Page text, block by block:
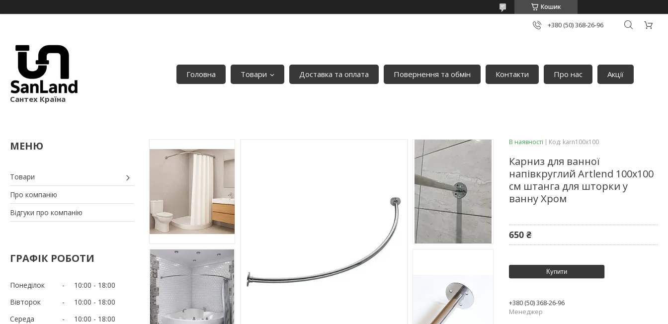
Кошик
+380 (50) 368-26-96
Сантех Країна
Головна Товари Доставка та оплата Повернення та обмін Контакти Про нас Акції
Товари
Про компанію
Відгуки про компанію
ГРАФІК РОБОТИ
Понеділок 10:00
18:00
Вівторок
10:00
18:00
Середа
10:00
18:00
В наявності Код: karn100х100
Карниз для ванної
напівкруглий Artlend 100х100
см штанга для шторки у
ванну Хром
650 ₴
Купити
+380 (50) 368-26-96
Менеджер